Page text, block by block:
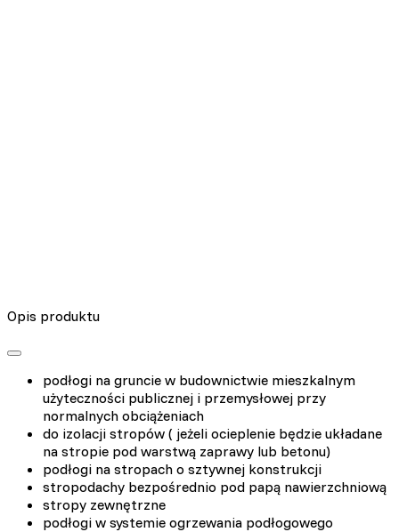
Opis produktu
podłogi na gruncie w budownictwie mieszkalnym
użyteczności publicznej i przemysłowej przy
normalnych obciążeniach
do izolacji stropów ( jeżeli ocieplenie będzie układane
na stropie pod warstwą zaprawy lub betonu)
podłogi na stropach o sztywnej konstrukcji
stropodachy bezpośrednio pod papą nawierzchniową
stropy zewnętrzne
podłogi w systemie ogrzewania podłogowego